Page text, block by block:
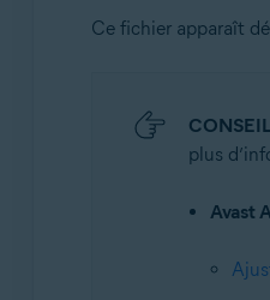
Ce fichier apparaît
plus
Avast